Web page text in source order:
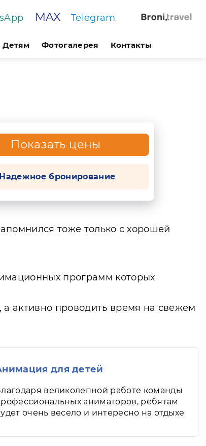
MAX Telegram
Детям Фотогалерея Контакты
Показать цены
Надежное бронирование
тоже только с хорошей
программ которых
а активно проводить время на свежем
для детей
великолепной работе команды
аниматоров, ребятам
очень весело и интересно на отдыхе